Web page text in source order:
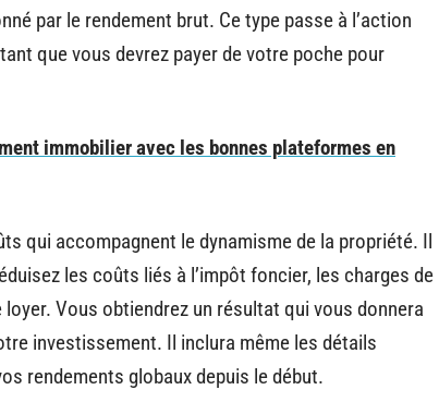
par le rendement brut. Ce type passe à l’action
que vous devrez payer de votre poche pour
immobilier avec les bonnes plateformes en
qui accompagnent le dynamisme de la propriété. Il
les coûts liés à l’impôt foncier, les charges de
loyer. Vous obtiendrez un résultat qui vous donnera
investissement. Il inclura même les détails
rendements globaux depuis le début.